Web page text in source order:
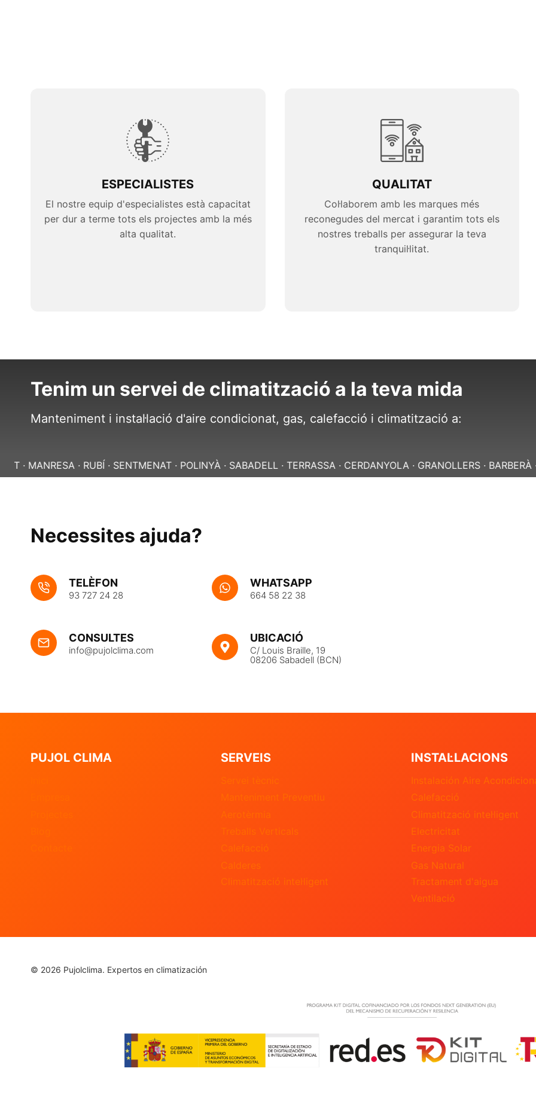
ESPECIALISTES
El nostre equip d'especialistes està capacitat
per dur a terme tots els projectes amb la més
alta qualitat.
QUALITAT
Col·laborem amb les marques més
reconegudes del mercat i garantim tots els
nostres treballs per assegurar la teva
tranquil·litat.
Tenim un servei de climatització a la teva mida
Manteniment i instal·lació d'aire condicionat, gas, calefacció i climatització a:
· RUBÍ · SENTMENAT · POLINYÀ ·SABADELL · TERRASSA · CERDANYOLA · GRANOLLERS · BARBERÀ · SANT
Necessites ajuda?
TELÈFON
93 727 24 28
WHATSAPP
664 58 22 38
CONSULTES
info@pujolclima.com
UBICACIÓ
C/ Louis Braille, 19
08206 Sabadell (BCN)
PUJOL CLIMA SERVEIS
Manteniment Preventiu
Aerotèrmia
Treballs Verticals
Calefacció
Calderes
Climatització intel·ligent
INSTAL·LACIONS
Instalación Aire
Calefacció
Climatització intel·ligent
Electricitat
Energia Solar
Gas Natural
Tractament d'aigua
Ventilació
© 2026 Pujolclima. Expertos en climatización